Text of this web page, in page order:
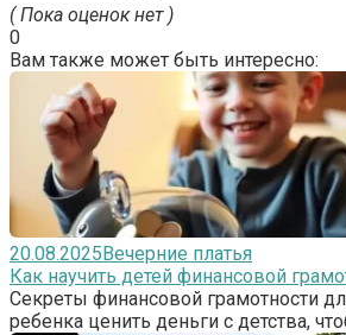
( Пока оценок нет )
0
Вам также может быть интересно:
20.08.2025 Вечерние платья
Как научить детей финансовой
Секреты финансовой грамотности
ребенка ценить деньги с детства,